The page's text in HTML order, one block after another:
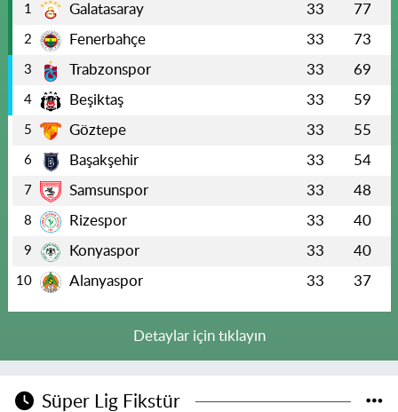
1 Galatasaray 33 77
2 Fenerbahçe 33 73
3 Trabzonspor 33 69
4 Beşiktaş 33 59
5 Göztepe 33 55
6 Başakşehir 33 54
7 Samsunspor 33 48
8 Rizespor 33 40
9 Konyaspor 33 40
10 Alanyaspor 33 37
Detaylar için tıklayın
Süper Lig Fikstür